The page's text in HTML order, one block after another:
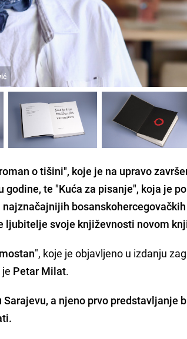
o tišini", koje je na upravo
te "Kuća za pisanje", koja je
ljubitelje svoje književnosti novom
", koje je objavljeno u izdanju
Petar Milat.
a njeno prvo predstavljanje